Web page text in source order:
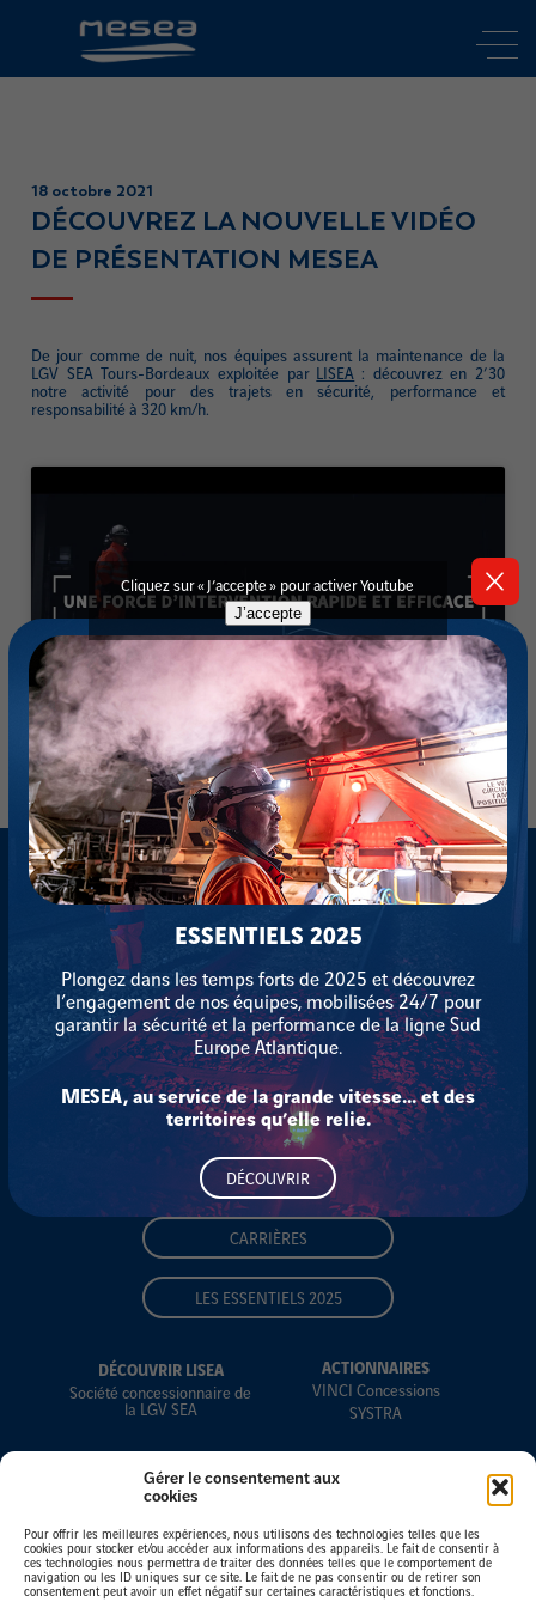
Gérer le consentement aux
cookies
Pour offrir les meilleures expériences, nous utilisons des technologies telles que les
cookies pour stocker et/ou accéder aux informations des appareils. Le fait de consentir à
ces technologies nous permettra de traiter des données telles que le comportement de
navigation ou les ID uniques sur ce site. Le fait de ne pas consentir ou de retirer son
consentement peut avoir un effet négatif sur certaines caractéristiques et fonctions.
ESSENTIELS 2025
Plongez dans les temps forts de 2025 et découvrez
l’engagement de nos équipes, mobilisées 24/7 pour
garantir la sécurité et la performance de la ligne Sud
Europe Atlantique.
MESEA, au service de la grande vitesse… et des
territoires qu’elle relie.
DÉCOUVRIR
18 octobre 2021
DÉCOUVREZ LA NOUVELLE VIDÉO
DE PRÉSENTATION MESEA
De jour comme de nuit, nos équipes assurent la maintenance de la
LGV SEA Tours-Bordeaux exploitée par LISEA : découvrez en 2’30
notre activité pour des trajets en sécurité, performance et
responsabilité à 320 km/h.
Cliquez sur « J’accepte » pour activer Youtube
J’accepte
SUIVEZ-NOUS
CARRIÈRES
LES ESSENTIELS 2025
DÉCOUVRIR LISEA
Société concessionnaire de
la LGV SEA
ACTIONNAIRES
VINCI Concessions
SYSTRA
Présentation Expertise Sécurité Engagements